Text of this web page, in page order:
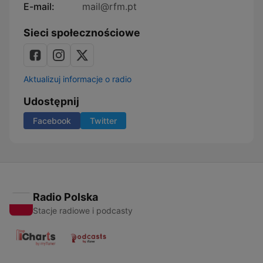
E-mail:
mail@rfm.pt
Sieci społecznościowe
Aktualizuj informacje o radio
Udostępnij
Facebook Twitter
Radio Polska
Stacje radiowe i podcasty